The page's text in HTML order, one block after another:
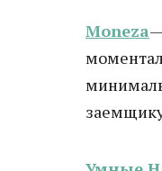
Moneza